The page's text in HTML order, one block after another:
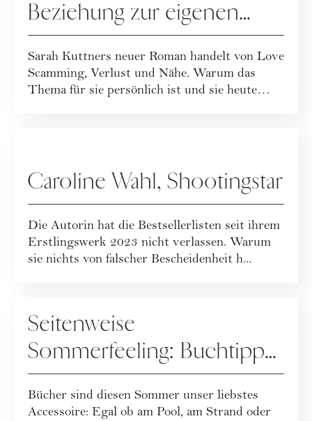
Beziehung zur eigenen
Mutter so kompliziert?
Sarah Kuttners neuer Roman handelt von Love
Scamming, Verlust und Nähe. Warum das
Thema für sie persönlich ist und sie heute
Caroline Wahl, Shootingstar
Die Autorin hat die Bestsellerlisten seit ihrem
Erstlingswerk 2023 nicht verlassen. Warum
sie nichts von falscher Bescheidenheit h...
Seitenweise
Sommerfeeling: Buchtipps
für heiße Tage
Bücher sind diesen Sommer unser liebstes
Accessoire: Egal ob am Pool, am Strand oder